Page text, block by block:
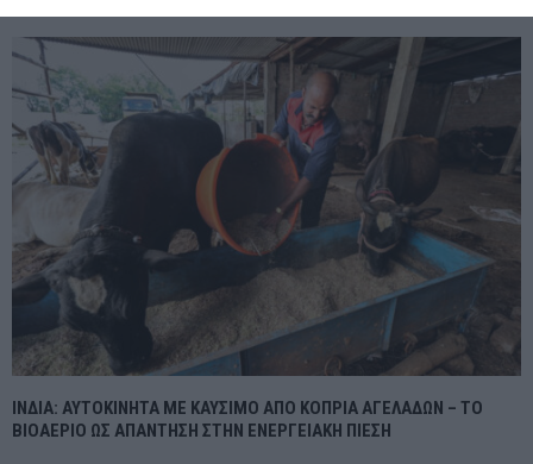
ΙΝΔΙΑ: ΑΥΤΟΚΙΝΗΤΑ ΜΕ ΚΑΥΣΙΜΟ ΑΠΟ ΚΟΠΡΙΑ ΑΓΕΛΑΔΩΝ – ΤΟ
ΒΙΟΑΕΡΙΟ ΩΣ ΑΠΑΝΤΗΣΗ ΣΤΗΝ ΕΝΕΡΓΕΙΑΚΗ ΠΙΕΣΗ